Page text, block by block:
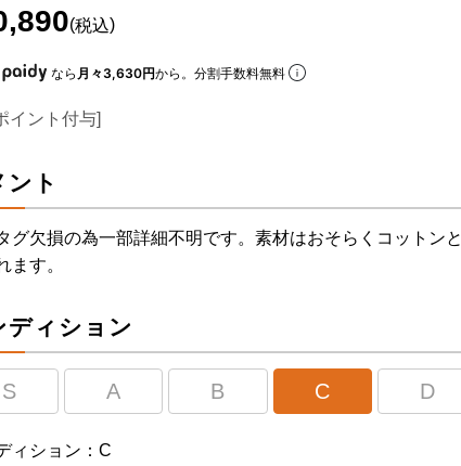
税込
なら 月々3,630円から。分割手数料無料
イント付与]
ント
グ欠損の為一部詳細不明です。素材はおそらくコットンと
ます。
ディション
S A B C D
ィション：C